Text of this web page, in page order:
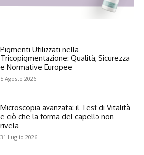
Pigmenti Utilizzati nella
Tricopigmentazione: Qualità, Sicurezza
e Normative Europee
5 Agosto 2026
Microscopia avanzata: il Test di Vitalità
e ciò che la forma del capello non
rivela
31 Luglio 2026